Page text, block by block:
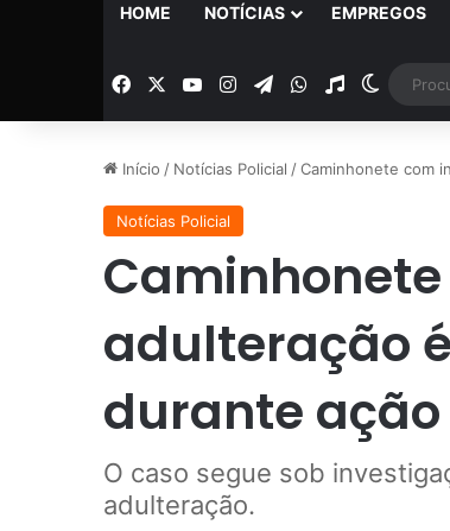
HOME NOTÍCIAS EMPREGOS
Facebook YouTubeInstagramTelegramWhatsApp
Rádio Switch
Início / Notícias Policial /Caminhonete com
Notícias Policial
adulteração
durante
O caso segue sob
adulteração.